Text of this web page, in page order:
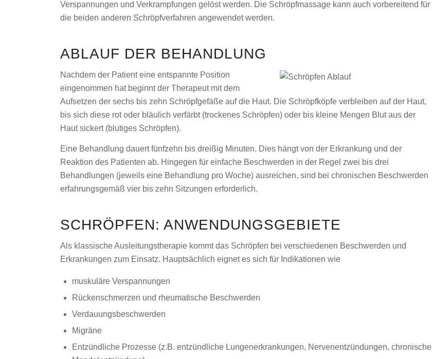
Verspannungen und Verkrampfungen gelöst werden. Die Schröpfmassage kann auch vorbereitend für
die beiden anderen Schröpfverfahren angewendet werden.
ABLAUF DER BEHANDLUNG
Nachdem der Patient eine entspannte Position
eingenommen hat beginnt der Therapeut mit dem
Aufsetzen der sechs bis zehn Schröpfgefäße auf die Haut. Die Schröpfköpfe verbleiben auf der Haut,
bis sich diese rot oder bläulich verfärbt (trockenes Schröpfen) oder bis kleine Mengen Blut aus der
Haut sickert (blutiges Schröpfen).
Eine Behandlung dauert fünfzehn bis dreißig Minuten. Dies hängt von der Erkrankung und der
Reaktion des Patienten ab. Hingegen für einfache Beschwerden in der Regel zwei bis drei
Behandlungen (jeweils eine Behandlung pro Woche) ausreichen, sind bei chronischen Beschwerden
erfahrungsgemäß vier bis zehn Sitzungen erforderlich.
SCHRÖPFEN: ANWENDUNGSGEBIETE
Als klassische Ausleitungstherapie kommt das Schröpfen bei verschiedenen Beschwerden und
Erkrankungen zum Einsatz. Hauptsächlich eignet es sich für Indikationen wie
muskuläre Verspannungen
Rückenschmerzen und rheumatische Beschwerden
Verdauungsbeschwerden
Migräne
Entzündliche Prozesse (z.B. entzündliche Lungenerkrankungen, Nervenentzündungen, chronische